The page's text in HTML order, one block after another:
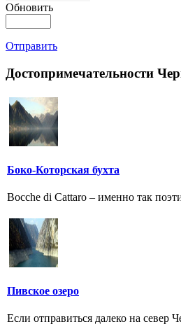
Обновить
Отправить
Достопримечательности
Боко-Которская бухта
Bocche di Cattaro – именно так
Пивское озеро
Если отправиться далеко на север